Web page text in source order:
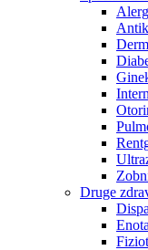
Druge